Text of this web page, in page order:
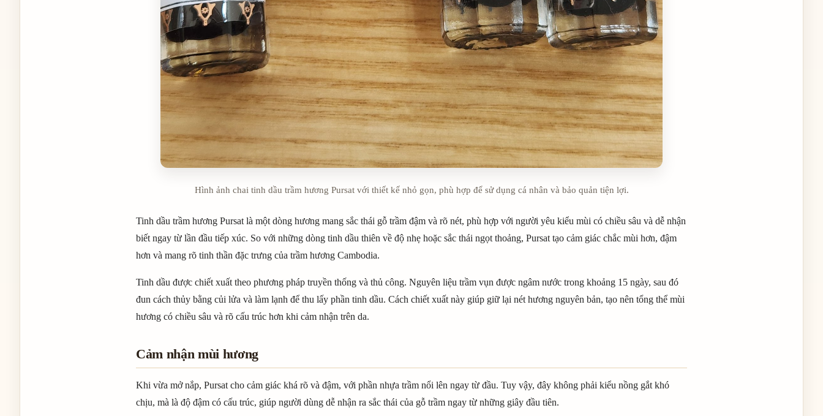
Hình ảnh chai tinh dầu trầm hương Pursat với thiết kế nhỏ gọn, phù hợp để sử dụng cá nhân và bảo quản tiện lợi.
Tinh dầu trầm hương Pursat là một dòng hương mang sắc thái gỗ trầm đậm và rõ nét, phù hợp với người yêu kiểu mùi có chiều sâu và dễ nhận
biết ngay từ lần đầu tiếp xúc. So với những dòng tinh dầu thiên về độ nhẹ hoặc sắc thái ngọt thoảng, Pursat tạo cảm giác chắc mùi hơn, đậm
hơn và mang rõ tinh thần đặc trưng của trầm hương Cambodia.
Tinh dầu được chiết xuất theo phương pháp truyền thống và thủ công. Nguyên liệu trầm vụn được ngâm nước trong khoảng 15 ngày, sau đó
đun cách thủy bằng củi lửa và làm lạnh để thu lấy phần tinh dầu. Cách chiết xuất này giúp giữ lại nét hương nguyên bản, tạo nên tổng thể mùi
hương có chiều sâu và rõ cấu trúc hơn khi cảm nhận trên da.
Cảm nhận mùi hương
Khi vừa mở nắp, Pursat cho cảm giác khá rõ và đậm, với phần nhựa trầm nổi lên ngay từ đầu. Tuy vậy, đây không phải kiểu nồng gắt khó
chịu, mà là độ đậm có cấu trúc, giúp người dùng dễ nhận ra sắc thái của gỗ trầm ngay từ những giây đầu tiên.